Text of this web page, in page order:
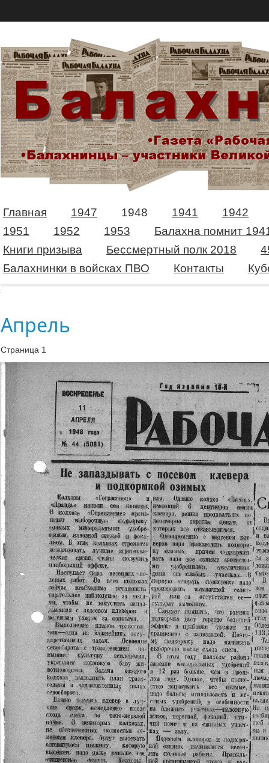
Главная 1947 1948 1941
1942
1951
1952 1953
Балахна помнит
Книги призыва
Бессмертный полк 2018
Балахнинки в войсках ПВО
Контакты
Апрель
Страница 1